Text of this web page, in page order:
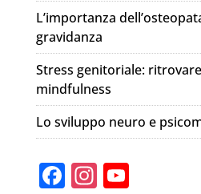
L’importanza
gravidanza
Stress genitoriale:
mindfulness
Lo sviluppo neuro e
F In Y